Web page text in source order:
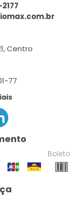
Centro
77
Boleto